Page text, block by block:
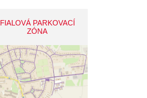
FIALOVÁ PARKOVACÍ
ZÓNA